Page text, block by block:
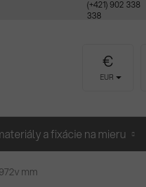
(+421) 902 338
338
EUR
a fixácie na mieru
mm